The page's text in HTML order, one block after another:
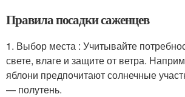
Правила посадки саженцев
1. Выбор места : Учитывайте
свете, влаге и защите от ветра.
яблони предпочитают солнечные
— полутень.